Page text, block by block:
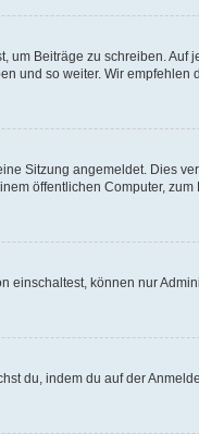
Beiträge zu schreiben.
und so weiter. Wir
Sitzung angemeldet. Dies
öffentlichen Computer,
können nur
du, indem du auf der